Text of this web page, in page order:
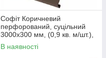
Софіт Коричневий
перфорований, суцільний
3000х300 мм, (0,9 кв. м/шт.),
"RAINWAY" Україна.
В наявності